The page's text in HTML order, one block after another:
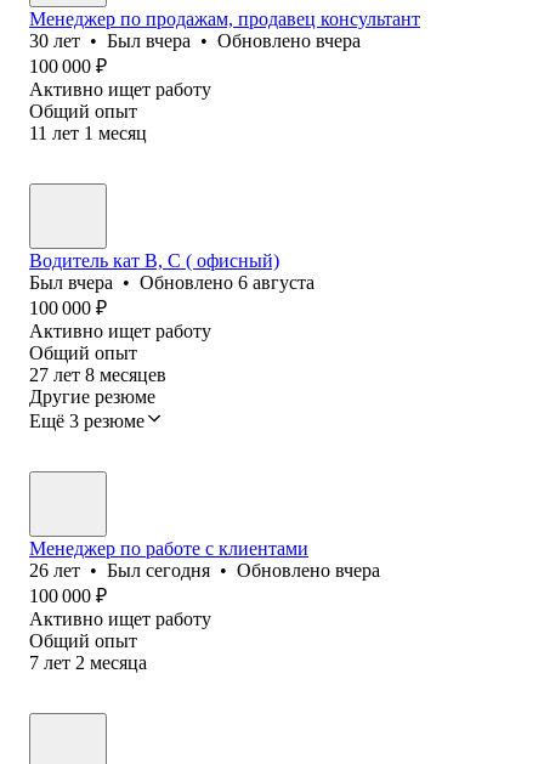
Менеджер по продажам, продавец консультант
30 лет • Был вчера • Обновлено вчера
100 000 ₽
Активно ищет работу
Общий опыт
11 лет 1 месяц
Водитель кат В, С ( офисный)
Был вчера • Обновлено 6 августа
100 000 ₽
Активно ищет работу
Общий опыт
27 лет 8 месяцев
Другие резюме
Ещё 3 резюме
Менеджер по работе с клиентами
26 лет • Был сегодня • Обновлено вчера
100 000 ₽
Активно ищет работу
Общий опыт
7 лет 2 месяца